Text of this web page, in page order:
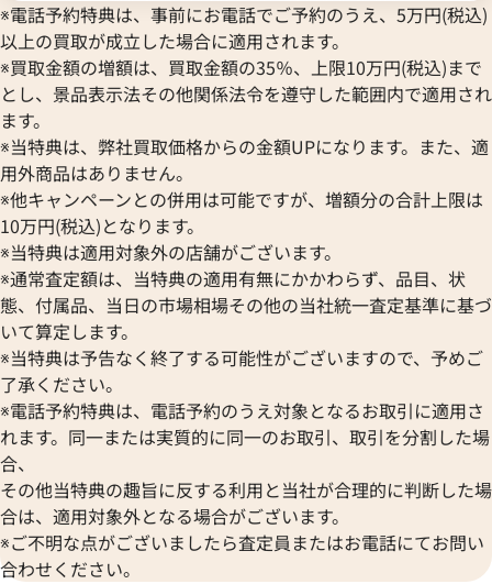
※電話予約特典は、事前にお電話でご予約のうえ、5万円(税込)
以上の買取が成立した場合に適用されます。
※買取金額の増額は、買取金額の35％、上限10万円(税込)まで
とし、景品表示法その他関係法令を遵守した範囲内で適用され
ます。
※当特典は、弊社買取価格からの金額UPになります。また、適
用外商品はありません。
※他キャンペーンとの併用は可能ですが、増額分の合計上限は
10万円(税込)となります。
※当特典は適用対象外の店舗がございます。
※通常査定額は、当特典の適用有無にかかわらず、品目、状
態、付属品、当日の市場相場その他の当社統一査定基準に基づ
いて算定します。
※当特典は予告なく終了する可能性がございますので、予めご
了承ください。
※電話予約特典は、電話予約のうえ対象となるお取引に適用さ
れます。同一または実質的に同一のお取引、取引を分割した場
合、
その他当特典の趣旨に反する利用と当社が合理的に判断した場
合は、適用対象外となる場合がございます。
※ご不明な点がございましたら査定員またはお電話にてお問い
合わせください。